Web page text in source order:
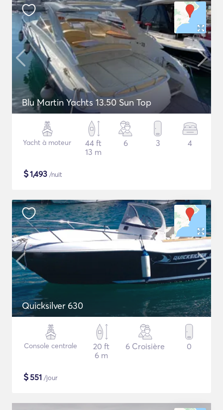
Blu Martin Yachts 13.50 Sun Top
Yacht à moteur
44 ft
13 m
6 3 4
$1,493 /nuit
Quicksilver 630
Console centrale
20 ft
6 m
6 Croisière 0
$551 /jour